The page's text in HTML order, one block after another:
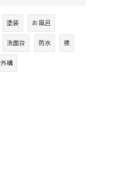
塗装 お風呂
洗面台 防水 襖
外構